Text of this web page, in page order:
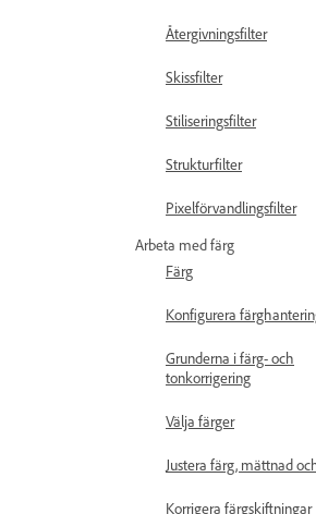
Återgivningsfilter
Skissfilter
Stiliseringsfilter
Strukturfilter
Pixelförvandlingsfilter
Arbeta med färg
Färg
Konfigurera
Grunderna i färg- och
tonkorrigering
Välja färger
Justera färg, mättnad
Korrigera färgskiftningar